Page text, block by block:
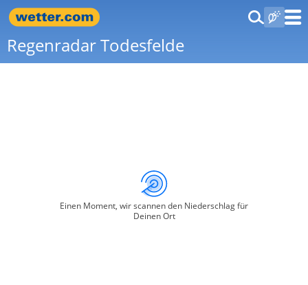
Regenradar Todesfelde
Einen Moment, wir scannen den Niederschlag für
Deinen Ort